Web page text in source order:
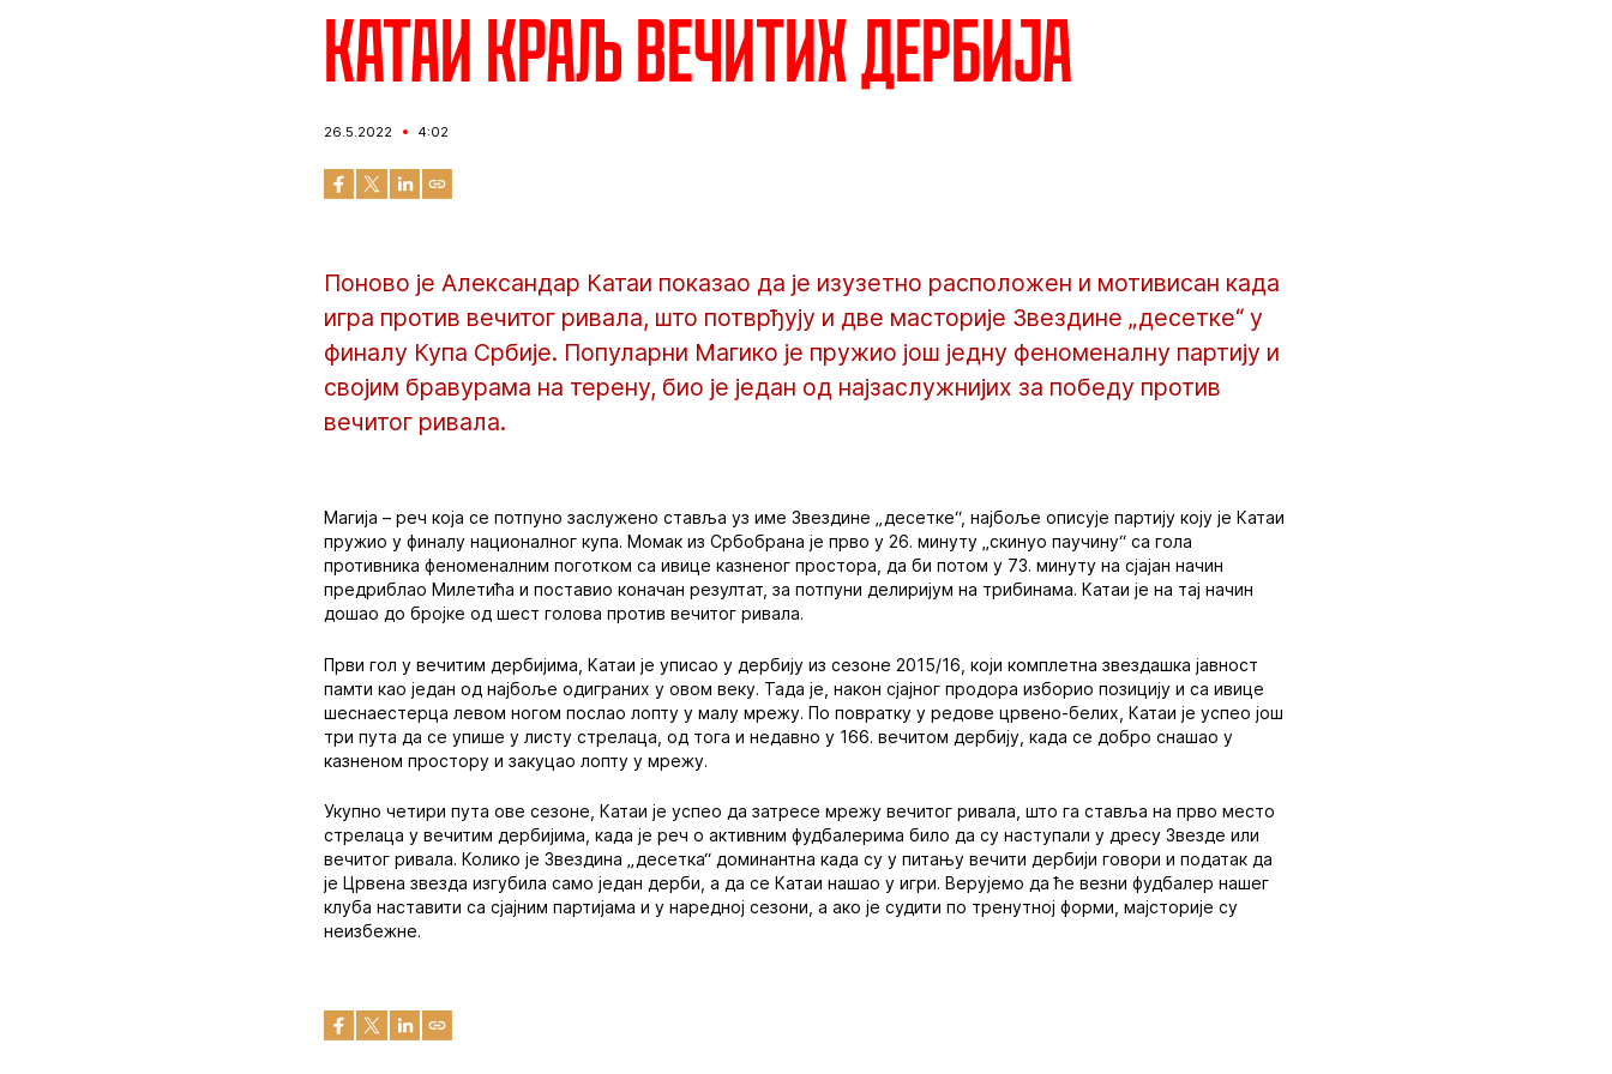
Катаи краљ вечитих дербија
26.5.2022 4:02
Поново је Александар Катаи показао да је изузетно расположен и мотивисан када
игра против вечитог ривала, што потврђују и две масторије Звездине „десетке“ у
финалу Купа Србије. Популарни Магико је пружио још једну феноменалну партију и
својим бравурама на терену, био је један од најзаслужнијих за победу против
вечитог ривала.
Магија – реч која се потпуно заслужено ставља уз име Звездине „десетке“, најбоље описује партију коју је Катаи
пружио у финалу националног купа. Момак из Србобрана је прво у 26. минуту „скинуо паучину“ са гола
противника феноменалним поготком са ивице казненог простора, да би потом у 73. минуту на сјајан начин
предриблао Милетића и поставио коначан резултат, за потпуни делиријум на трибинама. Катаи је на тај начин
дошао до бројке од шест голова против вечитог ривала.
Први гол у вечитим дербијима, Катаи је уписао у дербију из сезоне 2015/16, који комплетна звездашка јавност
памти као један од најбоље одиграних у овом веку. Тада је, након сјајног продора изборио позицију и са ивице
шеснаестерца левом ногом послао лопту у малу мрежу. По повратку у редове црвено-белих, Катаи је успео још
три пута да се упише у листу стрелаца, од тога и недавно у 166. вечитом дербију, када се добро снашао у
казненом простору и закуцао лопту у мрежу.
Укупно четири пута ове сезоне, Катаи је успео да затресе мрежу вечитог ривала, што га ставља на прво место
стрелаца у вечитим дербијима, када је реч о активним фудбалерима било да су наступали у дресу Звезде или
вечитог ривала. Колико је Звездина „десетка“ доминантна када су у питању вечити дербији говори и податак да
је Црвена звезда изгубила само један дерби, а да се Катаи нашао у игри. Верујемо да ће везни фудбалер нашег
клуба наставити са сјајним партијама и у наредној сезони, а ако је судити по тренутној форми, мајсторије су
неизбежне.